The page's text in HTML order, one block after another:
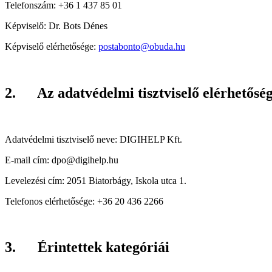
Telefonszám: +36 1 437 85 01
Képviselő: Dr. Bots Dénes
Képviselő elérhetősége: postabonto@obuda.hu
2. Az adatvédelmi tisztviselő
Adatvédelmi tisztviselő neve: DIGIHELP Kft.
E-mail cím: dpo@digihelp.hu
Levelezési cím: 2051 Biatorbágy, Iskola utca 1.
Telefonos elérhetősége: +36 20 436 2266
3. Érintettek kategóriái